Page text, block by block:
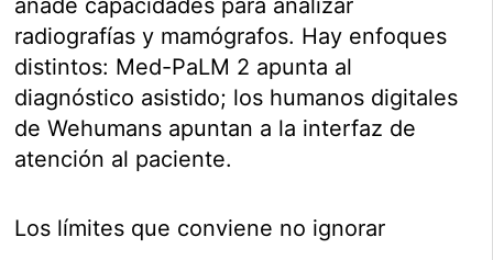
añade capacidades para analizar
radiografías y mamógrafos. Hay enfoques
distintos: Med-PaLM 2 apunta al
diagnóstico asistido; los humanos digitales
de Wehumans apuntan a la interfaz de
atención al paciente.
Los límites que conviene no ignorar